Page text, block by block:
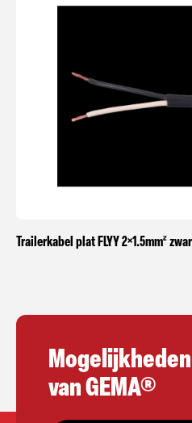
Trailerkabel plat FLYY 2×1.5mm²
van GEMA®